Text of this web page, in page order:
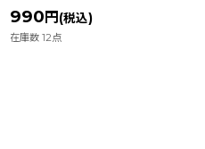
990 円 (税込)
在庫数 12点